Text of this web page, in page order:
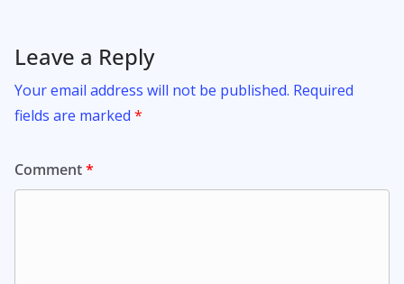
Leave a Reply
Your email address will not be published. Required
fields are marked *
Comment*